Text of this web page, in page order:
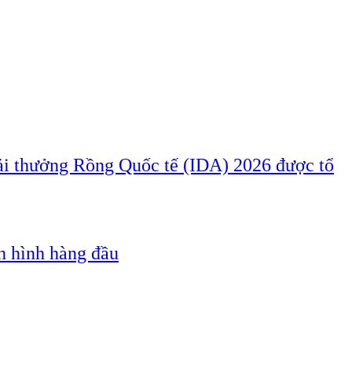
Rồng Quốc tế (IDA) 2026 được tổ
hình hàng đầu